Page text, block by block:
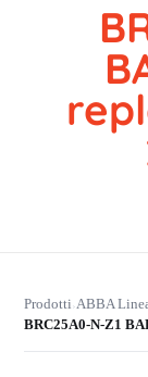
CYP
Professionelle Ersatzteilbeschaffung
Prodotti›ABBA
BRC25A0-N-Z1